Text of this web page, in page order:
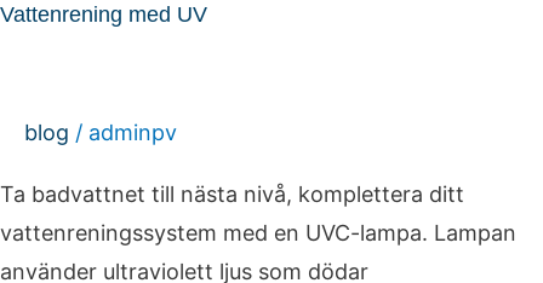
Vattenrening med UV
blog / adminpv
Ta badvattnet till nästa nivå, komplettera ditt
vattenreningssystem med en UVC-lampa. Lampan
använder ultraviolett ljus som dödar
UV